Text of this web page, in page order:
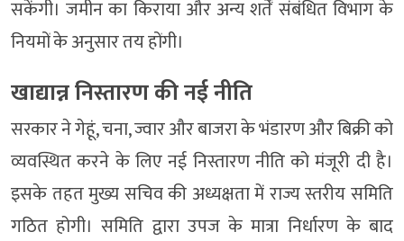
सकेंगी। जमीन का किराया और अन्य शर्तें संबंधित विभाग के
नियमों के अनुसार तय होंगी।
खाद्यान्न निस्तारण की नई नीति
सरकार ने गेहूं, चना, ज्वार और बाजरा के भंडारण और बिक्री को
व्यवस्थित करने के लिए नई निस्तारण नीति को मंजूरी दी है।
इसके तहत मुख्य सचिव की अध्यक्षता में राज्य स्तरीय समिति
गठित होगी। समिति द्वारा उपज के मात्रा निर्धारण के बाद